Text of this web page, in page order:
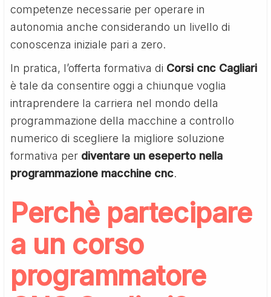
competenze necessarie per operare in
autonomia anche considerando un livello di
conoscenza iniziale pari a zero.
In pratica, l’offerta formativa di Corsi cnc Cagliari
è tale da consentire oggi a chiunque voglia
intraprendere la carriera nel mondo della
programmazione della macchine a controllo
numerico di scegliere la migliore soluzione
formativa per diventare un eseperto nella
programmazione macchine cnc.
Perchè partecipare
a un corso
programmatore